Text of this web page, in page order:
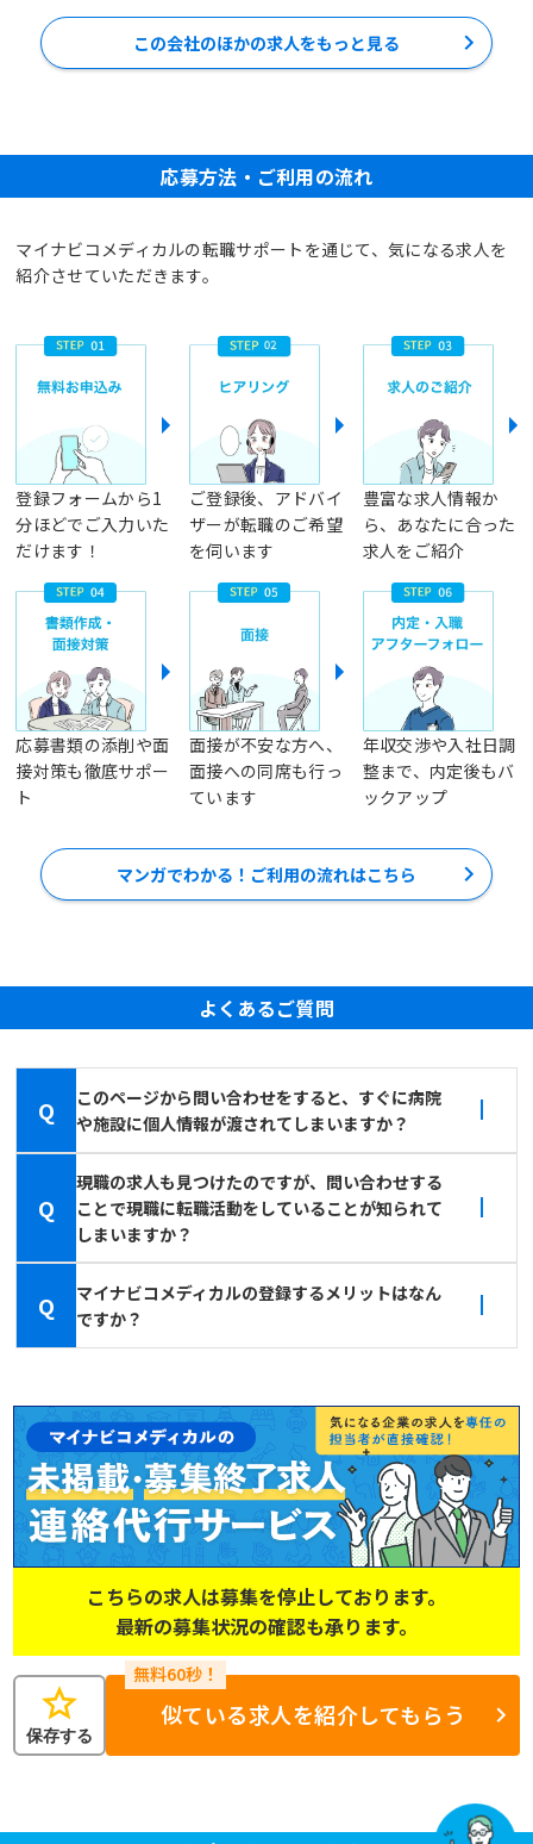
この会社のほかの求人をもっと見る
応募方法・ご利用の流れ
マイナビコメディカルの転職サポートを通じて、気になる求人を
紹介させていただきます。
登録フォームから1
分ほどでご入力いた
だけます！
ご登録後、アドバイ
ザーが転職のご希望
を伺います
豊富な求人情報か
ら、あなたに合った
求人をご紹介
応募書類の添削や面
接対策も徹底サポー
ト
面接が不安な方へ、
面接への同席も行っ
ています
年収交渉や入社日調
整まで、内定後もバ
ックアップ
マンガでわかる！ご利用の流れはこちら
よくあるご質問
Q
このページから問い合わせをすると、すぐに病院
や施設に個人情報が渡されてしまいますか？
Q
現職の求人も見つけたのですが、問い合わせする
ことで現職に転職活動をしていることが知られて
しまいますか？
Q
マイナビコメディカルの登録するメリットはなん
ですか？
こちらの求人は募集を停止しております。
最新の募集状況の確認も承ります。
star
保存する
似ている求人を紹介してもらう